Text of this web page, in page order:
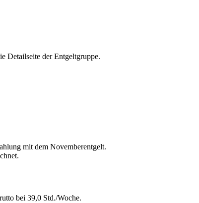
Detailseite der Entgeltgruppe.
mit dem Novemberentgelt.
bei 39,0 Std./Woche.